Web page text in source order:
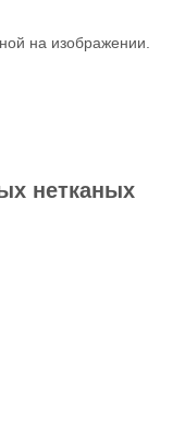
на изображении.
нетканых